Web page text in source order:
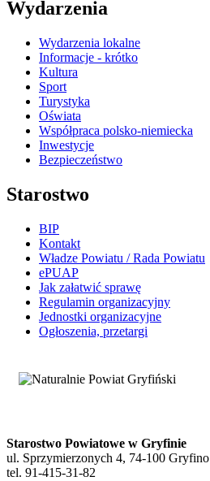
Wydarzenia
Wydarzenia lokalne
Informacje - krótko
Kultura
Sport
Turystyka
Oświata
Współpraca polsko-niemiecka
Inwestycje
Bezpieczeństwo
Starostwo
BIP
Kontakt
Władze Powiatu / Rada Powiatu
ePUAP
Jak załatwić sprawę
Regulamin organizacyjny
Jednostki organizacyjne
Ogłoszenia, przetargi
Starostwo Powiatowe w Gryfinie
ul. Sprzymierzonych 4, 74-100 Gryfino
tel. 91-415-31-82